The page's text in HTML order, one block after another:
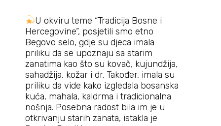
U okviru teme “Tradicija Bosne i
Hercegovine”, posjetili smo etno
Begovo selo, gdje su djeca imala
priliku da se upoznaju sa starim
zanatima kao što su kovač, kujundžija,
sahadžija, kožar i dr. Također, imala su
priliku da vide kako izgledala bosanska
kuća, mahala, kaldrma i tradicionalna
nošnja. Posebna radost bila im je u
otkrivanju starih zanata, istakla je